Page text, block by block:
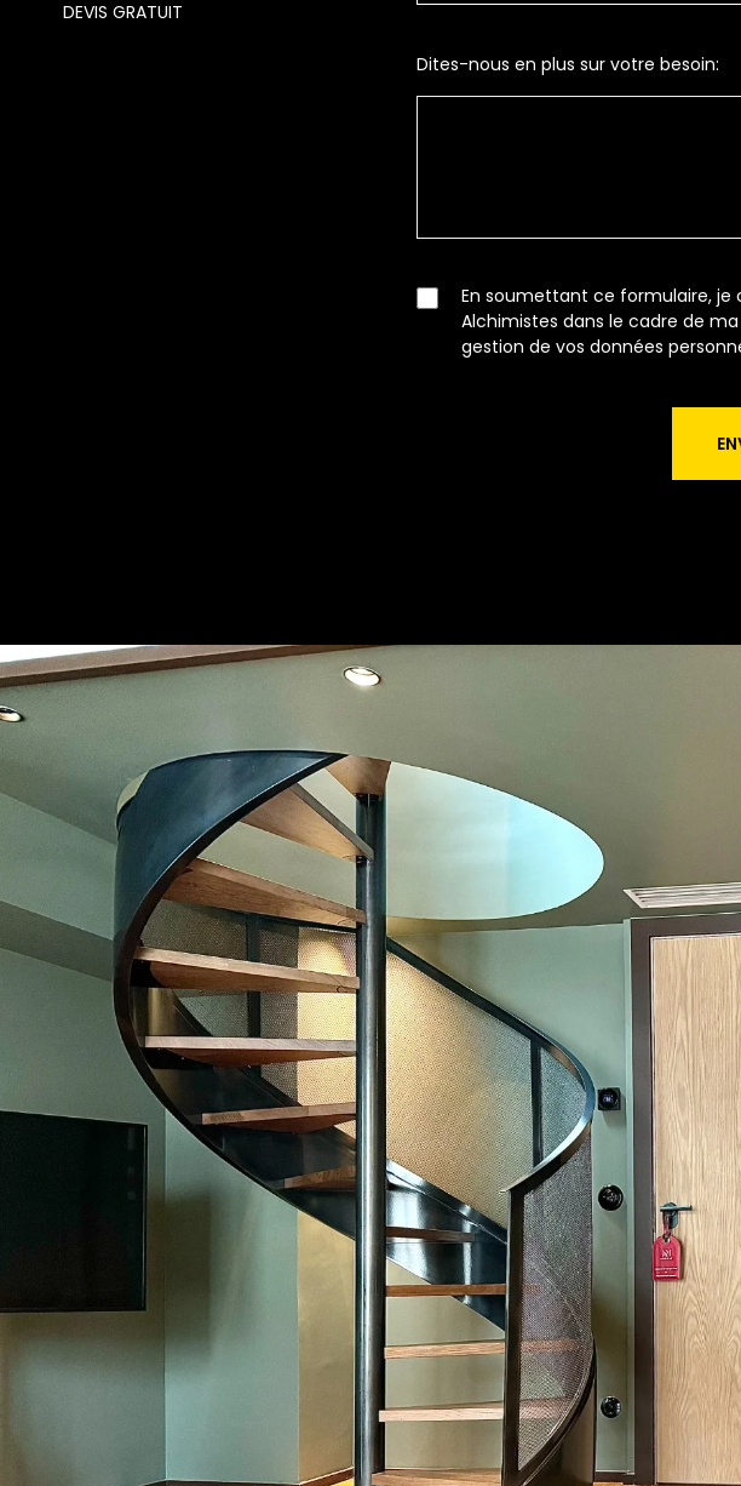
DEVIS GRATUIT
Dites-nous en plus sur votre besoin:
En soumettant ce formulaire, je
Alchimistes dans le cadre de
gestion de vos données